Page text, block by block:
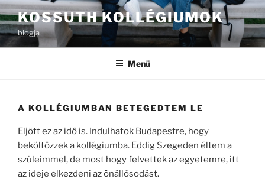
Tartalomhoz
KOSSUTH KOLLÉGIUMOK
blogja
Menü
A KOLLÉGIUMBAN BETEGEDTEM LE
Eljött ez az idő is. Indulhatok Budapestre, hogy
beköltözzek a kollégiumba. Eddig Szegeden éltem a
szüleimmel, de most hogy felvettek az egyetemre, itt
az ideje elkezdeni az önállósodást.